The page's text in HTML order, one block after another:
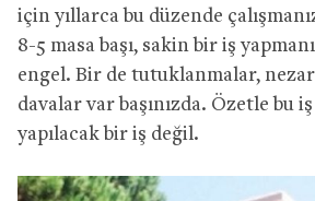
için yıllarca bu düzende
8-5 masa başı, sakin bir iş
engel. Bir de tutuklanmalar,
davalar var başınızda. Özetle bu iş
yapılacak bir iş değil.